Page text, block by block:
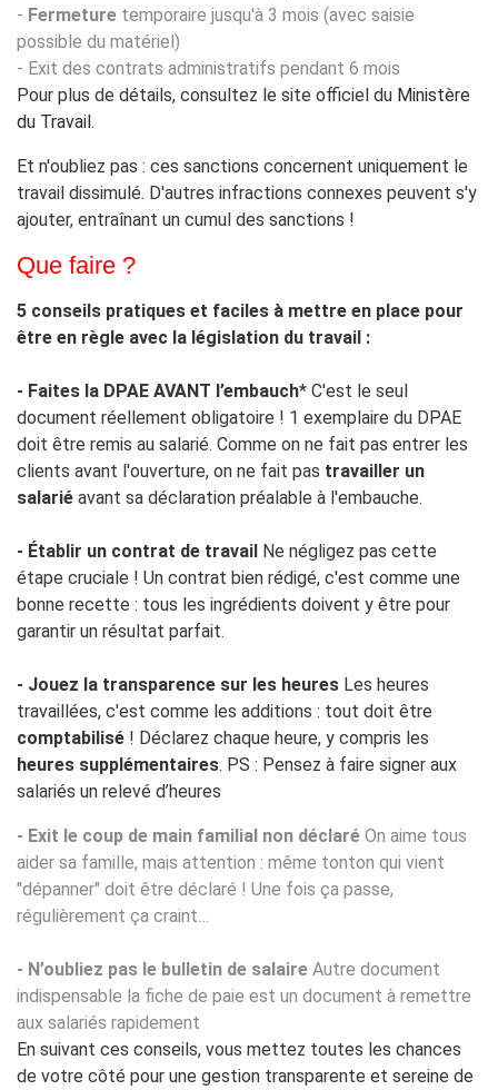
- Fermeture temporaire jusqu'à 3 mois (avec saisie
possible du matériel)
- Exit des contrats administratifs pendant 6 mois
Pour plus de détails, consultez le site officiel du Ministère
du Travail.
Et n'oubliez pas : ces sanctions concernent uniquement le
travail dissimulé. D'autres infractions connexes peuvent s'y
ajouter, entraînant un cumul des sanctions !
Que faire ?
5 conseils pratiques et faciles à mettre en place pour
être en règle avec la législation du travail :
- Faites la DPAE AVANT l’embauch* C'est le seul
document réellement obligatoire ! 1 exemplaire du DPAE
doit être remis au salarié. Comme on ne fait pas entrer les
clients avant l'ouverture, on ne fait pas travailler un
salarié avant sa déclaration préalable à l'embauche.
- Établir un contrat de travail Ne négligez pas cette
étape cruciale ! Un contrat bien rédigé, c'est comme une
bonne recette : tous les ingrédients doivent y être pour
garantir un résultat parfait.
- Jouez la transparence sur les heures Les heures
travaillées, c'est comme les additions : tout doit être
comptabilisé ! Déclarez chaque heure, y compris les
heures supplémentaires. PS : Pensez à faire signer aux
salariés un relevé d’heures
- Exit le coup de main familial non déclaré On aime tous
aider sa famille, mais attention : même tonton qui vient
"dépanner" doit être déclaré ! Une fois ça passe,
régulièrement ça craint…
- N’oubliez pas le bulletin de salaire Autre document
indispensable la fiche de paie est un document à remettre
aux salariés rapidement
En suivant ces conseils, vous mettez toutes les chances
de votre côté pour une gestion transparente et sereine de